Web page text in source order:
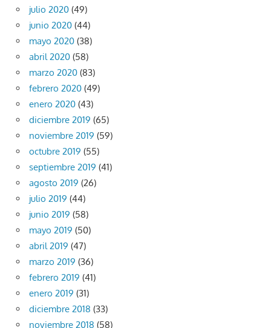
julio 2020 (49)
junio 2020 (44)
mayo 2020 (38)
abril 2020 (58)
marzo 2020 (83)
febrero 2020 (49)
enero 2020 (43)
diciembre 2019 (65)
noviembre 2019 (59)
octubre 2019 (55)
septiembre 2019 (41)
agosto 2019 (26)
julio 2019 (44)
junio 2019 (58)
mayo 2019 (50)
abril 2019 (47)
marzo 2019 (36)
febrero 2019 (41)
enero 2019 (31)
diciembre 2018 (33)
noviembre 2018 (58)